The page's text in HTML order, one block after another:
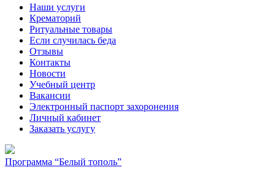
Наши услуги
Крематорий
Ритуальные товары
Если случилась беда
Отзывы
Контакты
Новости
Учебный центр
Вакансии
Электронный паспорт захоронения
Личный кабинет
Заказать услугу
Программа “Белый тополь”